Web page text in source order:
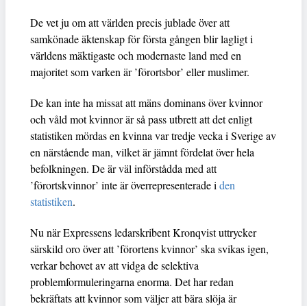
De vet ju om att världen precis jublade över att
samkönade äktenskap för första gången blir lagligt i
världens mäktigaste och modernaste land med en
majoritet som varken är ’förortsbor’ eller muslimer.
De kan inte ha missat att mäns dominans över kvinnor
och våld mot kvinnor är så pass utbrett att det enligt
statistiken mördas en kvinna var tredje vecka i Sverige av
en närstående man, vilket är jämnt fördelat över hela
befolkningen. De är väl införstådda med att
’förortskvinnor’ inte är överrepresenterade i den
statistiken.
Nu när Expressens ledarskribent Kronqvist uttrycker
särskild oro över att ’förortens kvinnor’ ska svikas igen,
verkar behovet av att vidga de selektiva
problemformuleringarna enorma. Det har redan
bekräftats att kvinnor som väljer att bära slöja är